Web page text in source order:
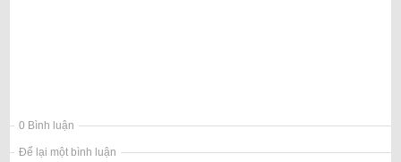
0 Bình luận
Để lại một bình luận